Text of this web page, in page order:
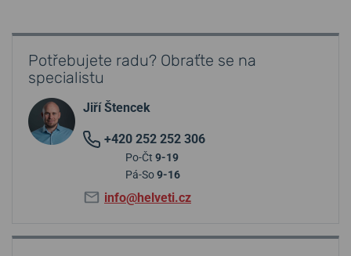
Potřebujete radu? Obraťte se na
specialistu
Jiří Štencek
+420 252 252 306
Po-Čt 9-19
Pá-So9-16
info@helveti.cz